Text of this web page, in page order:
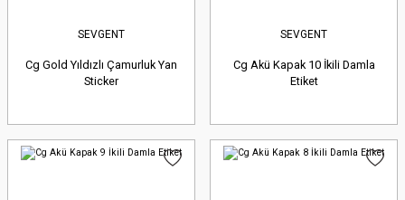
SEVGENT
Cg Gold Yıldızlı Çamurluk Yan
Sticker
SEVGENT
Cg Akü Kapak 10 İkili Damla
Etiket